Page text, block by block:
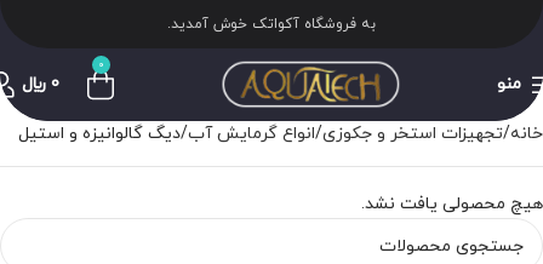
به فروشگاه آکواتک خوش آمدید.
منو
0
0 ﷼
خانه تجهیزات استخر و جکوزی انواع گرمایش آب دیگ گالوانیزه و استیل
هیچ محصولی یافت نشد.